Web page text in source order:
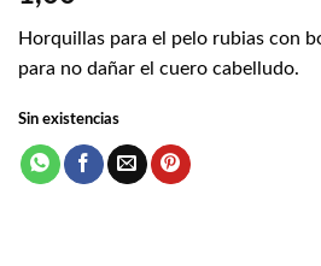
Horquillas para el pelo rubias con
para no dañar el cuero cabelludo.
Sin existencias